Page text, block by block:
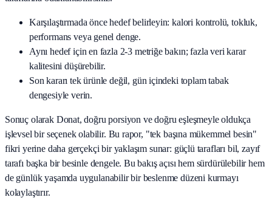
Karşılaştırmada önce hedef belirleyin: kalori kontrolü, tokluk,
performans veya genel denge.
Aynı hedef için en fazla 2-3 metriğe bakın; fazla veri karar
kalitesini düşürebilir.
Son kararı tek ürünle değil, gün içindeki toplam tabak
dengesiyle verin.
Sonuç olarak Donat, doğru porsiyon ve doğru eşleşmeyle oldukça
işlevsel bir seçenek olabilir. Bu rapor, "tek başına mükemmel besin"
fikri yerine daha gerçekçi bir yaklaşım sunar: güçlü tarafları bil, zayıf
tarafı başka bir besinle dengele. Bu bakış açısı hem sürdürülebilir hem
de günlük yaşamda uygulanabilir bir beslenme düzeni kurmayı
kolaylaştırır.